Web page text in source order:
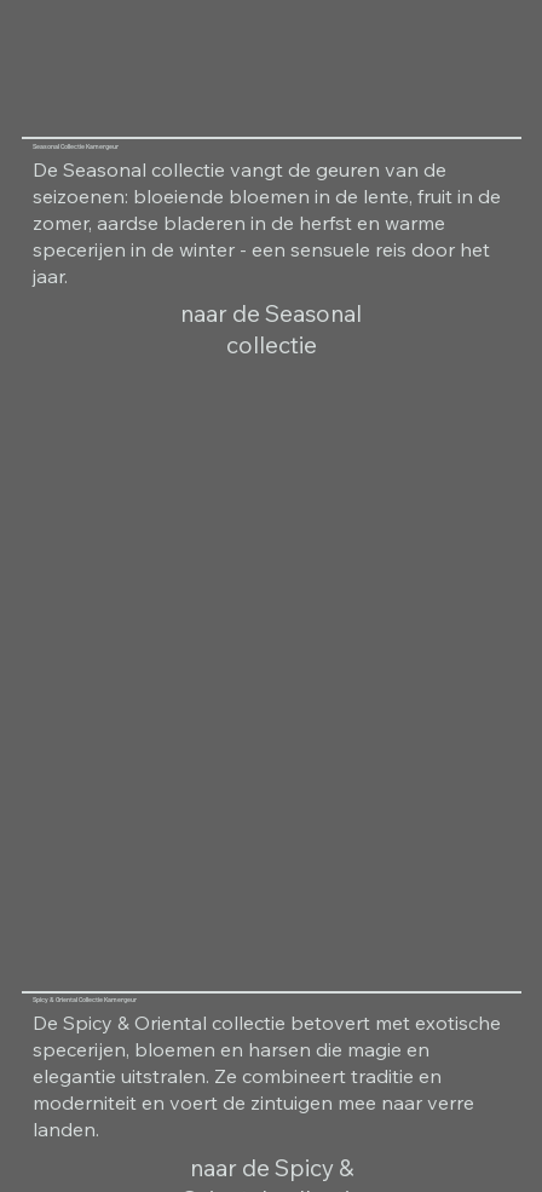
Seasonal Collectie Kamergeur
De Seasonal collectie vangt de geuren van de
seizoenen: bloeiende bloemen in de lente, fruit in de
zomer, aardse bladeren in de herfst en warme
specerijen in de winter - een sensuele reis door het
jaar.
naar de Seasonal
collectie
Spicy & Oriental Collectie Kamergeur
De Spicy & Oriental collectie betovert met exotische
specerijen, bloemen en harsen die magie en
elegantie uitstralen. Ze combineert traditie en
moderniteit en voert de zintuigen mee naar verre
landen.
naar de Spicy &